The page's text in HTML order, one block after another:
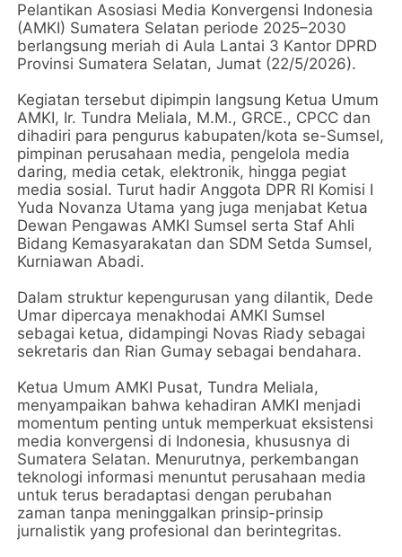
Pelantikan Asosiasi Media Konvergensi Indonesia
(AMKI) Sumatera Selatan periode 2025–2030
berlangsung meriah di Aula Lantai 3 Kantor DPRD
Provinsi Sumatera Selatan, Jumat (22/5/2026).
Kegiatan tersebut dipimpin langsung Ketua Umum
AMKI, Ir. Tundra Meliala, M.M., GRCE., CPCC dan
dihadiri para pengurus kabupaten/kota se-Sumsel,
pimpinan perusahaan media, pengelola media
daring, media cetak, elektronik, hingga pegiat
media sosial. Turut hadir Anggota DPR RI Komisi I
Yuda Novanza Utama yang juga menjabat Ketua
Dewan Pengawas AMKI Sumsel serta Staf Ahli
Bidang Kemasyarakatan dan SDM Setda Sumsel,
Kurniawan Abadi.
Dalam struktur kepengurusan yang dilantik, Dede
Umar dipercaya menakhodai AMKI Sumsel
sebagai ketua, didampingi Novas Riady sebagai
sekretaris dan Rian Gumay sebagai bendahara.
Ketua Umum AMKI Pusat, Tundra Meliala,
menyampaikan bahwa kehadiran AMKI menjadi
momentum penting untuk memperkuat eksistensi
media konvergensi di Indonesia, khususnya di
Sumatera Selatan. Menurutnya, perkembangan
teknologi informasi menuntut perusahaan media
untuk terus beradaptasi dengan perubahan
zaman tanpa meninggalkan prinsip-prinsip
jurnalistik yang profesional dan berintegritas.